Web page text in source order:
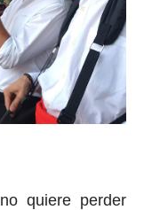
no quiere perder